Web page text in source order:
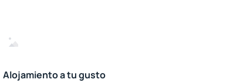
Alojamiento a tu gusto